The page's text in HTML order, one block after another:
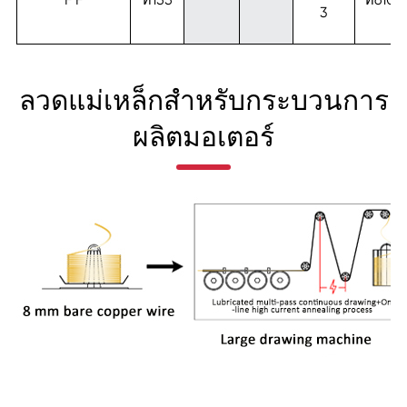
3
ลวดแม่เหล็กสำหรับกระบวนการ
ผลิตมอเตอร์